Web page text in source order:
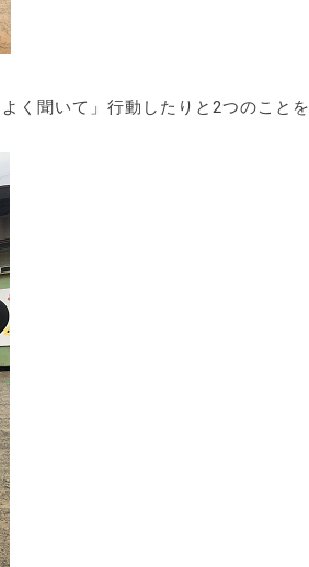
く聞いて」行動したりと2つのことを